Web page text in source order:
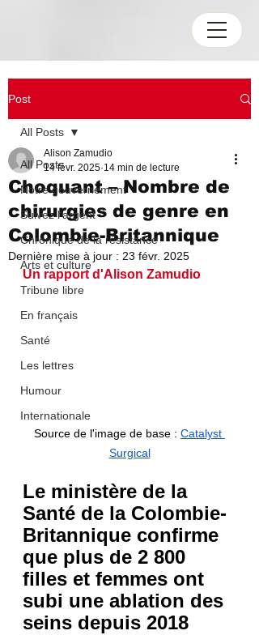
Post
All Posts
Notre gouvernement
Suivez l'argent
Chronique de la résistance
Arts et culture
Tribune libre
En français
Santé
Les lettres
Humour
Internationale
All Posts
Choquant – Nombre de
chirurgies de genre en
Colombie-Britannique
Alison Zamudio
14 févr. 2025 14 min de lecture
Dernière mise à jour : 23 févr. 2025
Un rapport d'Alison Zamudio
Source de l'image de base : Catalyst
Surgical
Le ministère de la
Santé de la Colombie-
Britannique confirme
que plus de 2 800
filles et femmes ont
subi une ablation des
seins depuis 2018